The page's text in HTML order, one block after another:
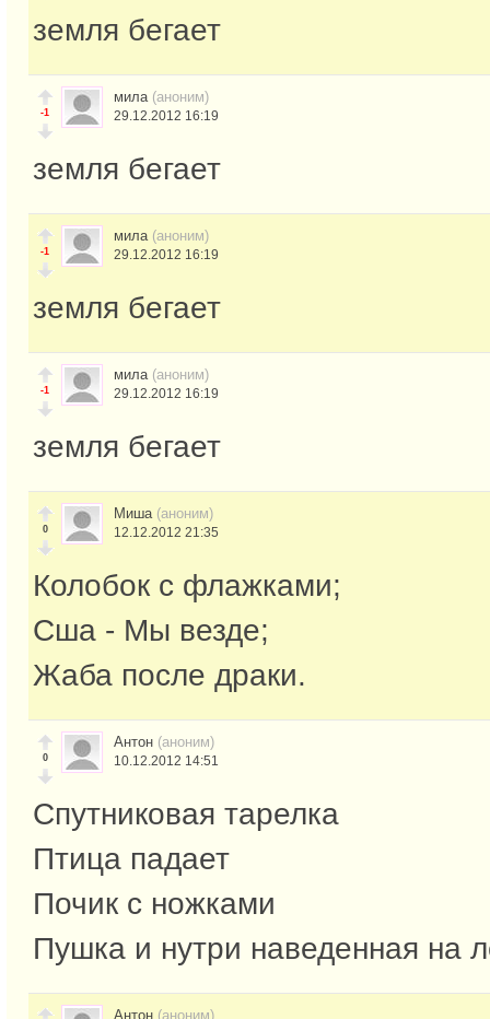
земля бегает
-1
мила (аноним)
29.12.2012 16:19
земля бегает
-1
мила (аноним)
29.12.2012 16:19
земля бегает
-1
мила (аноним)
29.12.2012 16:19
земля бегает
0
Миша (аноним)
12.12.2012 21:35
Колобок с флажками;
Сша - Мы везде;
Жаба после драки.
0
Антон (аноним)
10.12.2012 14:51
Спутниковая тарелка
Птица падает
Почик с ножками
Пушка и нутри наведенная на
Антон (аноним)